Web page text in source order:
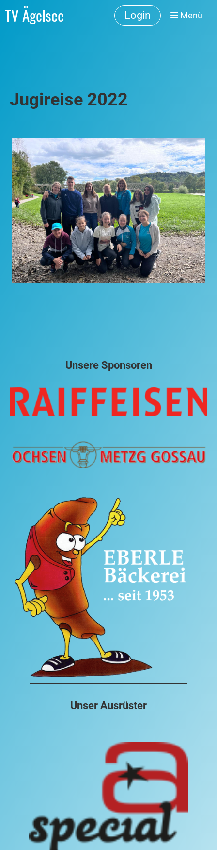
TV Ägelsee Login Menü
Jugireise 2022
Unsere Sponsoren
Unser Ausrüster